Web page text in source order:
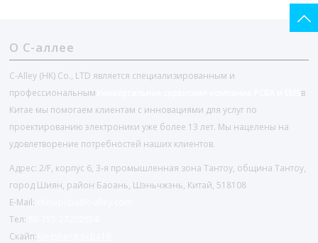
О С-аллее
C-Alley (HK) Co., LTD является специализированным и
профессиональным
в
Китае мы помогаем клиентам с инновациями для услуг по
проектированию электроники уже более 13 лет. Мы нацелены на
удовлетворение потребностей наших клиентов.
Адрес: 2/F, корпус 6, 3-я промышленная зона Тантоу, община Тантоу,
город Шиян, район Баоань, Шэньчжэнь, Китай, 518108
E-Mail:
Тел:
Скайп: